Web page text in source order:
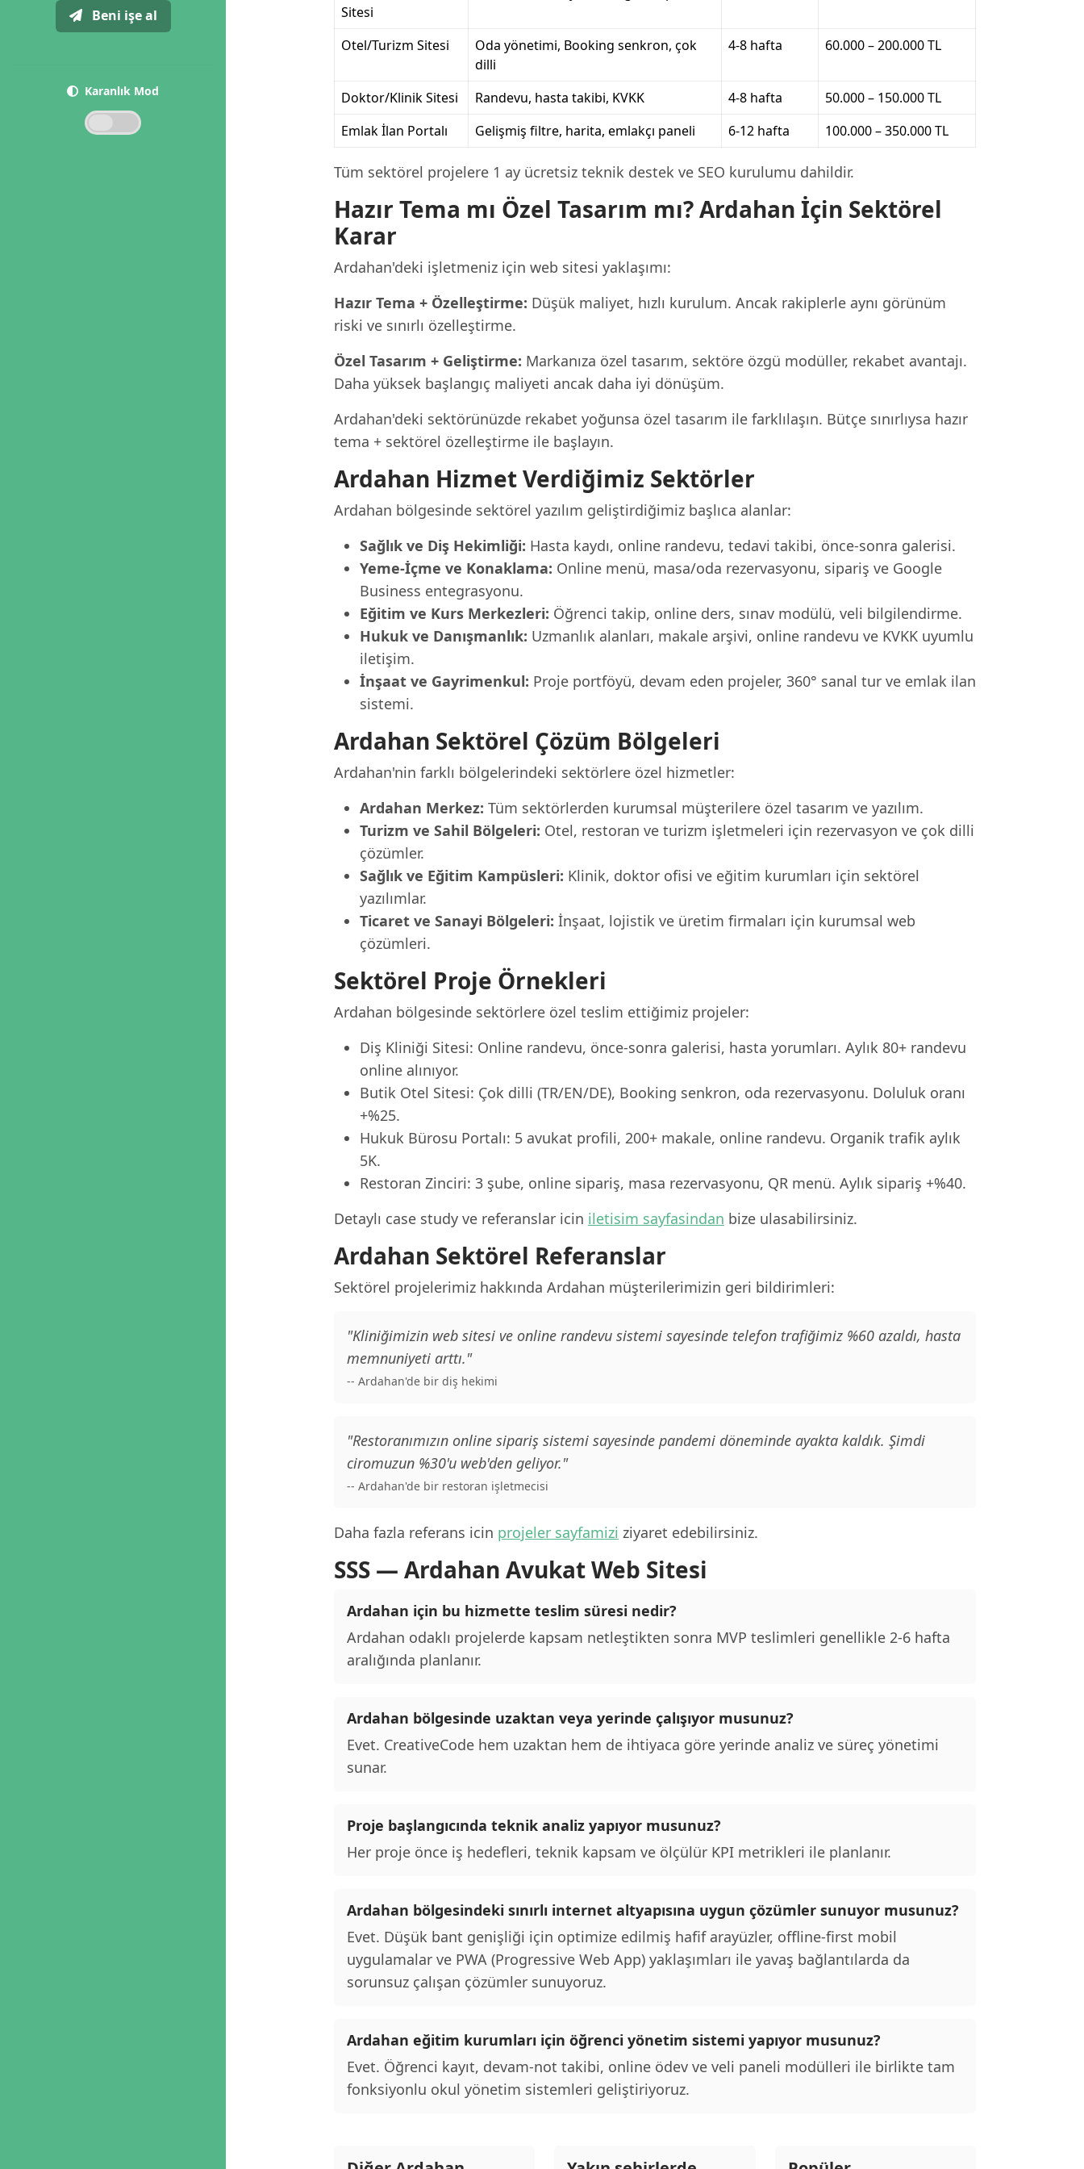
Beni işe al
Karanlık Mod
Sitesi
Otel/Turizm Sitesi
Oda yönetimi, Booking senkron, çok
dilli
4-8 hafta 60.000 – 200.000 TL
Doktor/Klinik Sitesi Randevu, hasta takibi, KVKK 4-8 hafta
50.000 – 150.000 TL
Emlak İlan Portalı
Gelişmiş filtre, harita, emlakçı paneli 6-12 hafta 100.000 – 350.000 TL
Tüm sektörel projelere 1 ay ücretsiz teknik destek ve SEO kurulumu dahildir.
Hazır Tema mı Özel Tasarım mı? Ardahan İçin Sektörel
Karar
Ardahan'deki işletmeniz için web sitesi yaklaşımı:
Hazır Tema + Özelleştirme: Düşük maliyet, hızlı kurulum. Ancak rakiplerle aynı görünüm
riski ve sınırlı özelleştirme.
Özel Tasarım + Geliştirme: Markanıza özel tasarım, sektöre özgü modüller, rekabet avantajı.
Daha yüksek başlangıç maliyeti ancak daha iyi dönüşüm.
Ardahan'deki sektörünüzde rekabet yoğunsa özel tasarım ile farklılaşın. Bütçe sınırlıysa hazır
tema + sektörel özelleştirme ile başlayın.
Ardahan Hizmet Verdiğimiz Sektörler
Ardahan bölgesinde sektörel yazılım geliştirdiğimiz başlıca alanlar:
Sağlık ve Diş Hekimliği: Hasta kaydı, online randevu, tedavi takibi, önce-sonra galerisi.
Yeme-İçme ve Konaklama: Online menü, masa/oda rezervasyonu, sipariş ve Google
Business entegrasyonu.
Eğitim ve Kurs Merkezleri: Öğrenci takip, online ders, sınav modülü, veli bilgilendirme.
Hukuk ve Danışmanlık: Uzmanlık alanları, makale arşivi, online randevu ve KVKK uyumlu
iletişim.
İnşaat ve Gayrimenkul: Proje portföyü, devam eden projeler, 360° sanal tur ve emlak ilan
sistemi.
Ardahan Sektörel Çözüm Bölgeleri
Ardahan'nin farklı bölgelerindeki sektörlere özel hizmetler:
Ardahan Merkez: Tüm sektörlerden kurumsal müşterilere özel tasarım ve yazılım.
Turizm ve Sahil Bölgeleri: Otel, restoran ve turizm işletmeleri için rezervasyon ve çok dilli
çözümler.
Sağlık ve Eğitim Kampüsleri: Klinik, doktor ofisi ve eğitim kurumları için sektörel
yazılımlar.
Ticaret ve Sanayi Bölgeleri: İnşaat, lojistik ve üretim firmaları için kurumsal web
çözümleri.
Sektörel Proje Örnekleri
Ardahan bölgesinde sektörlere özel teslim ettiğimiz projeler:
Diş Kliniği Sitesi: Online randevu, önce-sonra galerisi, hasta yorumları. Aylık 80+ randevu
online alınıyor.
Butik Otel Sitesi: Çok dilli (TR/EN/DE), Booking senkron, oda rezervasyonu. Doluluk oranı
+%25.
Hukuk Bürosu Portalı: 5 avukat profili, 200+ makale, online randevu. Organik trafik aylık
5K.
Restoran Zinciri: 3 şube, online sipariş, masa rezervasyonu, QR menü. Aylık sipariş +%40.
Detaylı case study ve referanslar icin iletisim sayfasindan bize ulasabilirsiniz.
Ardahan Sektörel Referanslar
Sektörel projelerimiz hakkında Ardahan müşterilerimizin geri bildirimleri:
"Kliniğimizin web sitesi ve online randevu sistemi sayesinde telefon trafiğimiz %60 azaldı, hasta
memnuniyeti arttı."
-- Ardahan'de bir diş hekimi
"Restoranımızın online sipariş sistemi sayesinde pandemi döneminde ayakta kaldık. Şimdi
ciromuzun %30'u web'den geliyor."
-- Ardahan'de bir restoran işletmecisi
Daha fazla referans icin projeler sayfamizi ziyaret edebilirsiniz.
SSS — Ardahan Avukat Web Sitesi
Ardahan için bu hizmette teslim süresi nedir?
Ardahan odaklı projelerde kapsam netleştikten sonra MVP teslimleri genellikle 2-6 hafta
aralığında planlanır.
Ardahan bölgesinde uzaktan veya yerinde çalışıyor musunuz?
Evet. CreativeCode hem uzaktan hem de ihtiyaca göre yerinde analiz ve süreç yönetimi
sunar.
Proje başlangıcında teknik analiz yapıyor musunuz?
Her proje önce iş hedefleri, teknik kapsam ve ölçülür KPI metrikleri ile planlanır.
Ardahan bölgesindeki sınırlı internet altyapısına uygun çözümler sunuyor musunuz?
Evet. Düşük bant genişliği için optimize edilmiş hafif arayüzler, offline-first mobil
uygulamalar ve PWA (Progressive Web App) yaklaşımları ile yavaş bağlantılarda da
sorunsuz çalışan çözümler sunuyoruz.
Ardahan eğitim kurumları için öğrenci yönetim sistemi yapıyor musunuz?
Evet. Öğrenci kayıt, devam-not takibi, online ödev ve veli paneli modülleri ile birlikte tam
fonksiyonlu okul yönetim sistemleri geliştiriyoruz.